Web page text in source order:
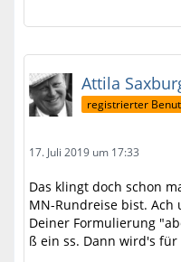
Attila
registrierter
17. Juli 2019 um 17:33
Das klingt doch schon
MN-Rundreise bist. Ach
Deiner Formulierung
ß ein ss. Dann wird's